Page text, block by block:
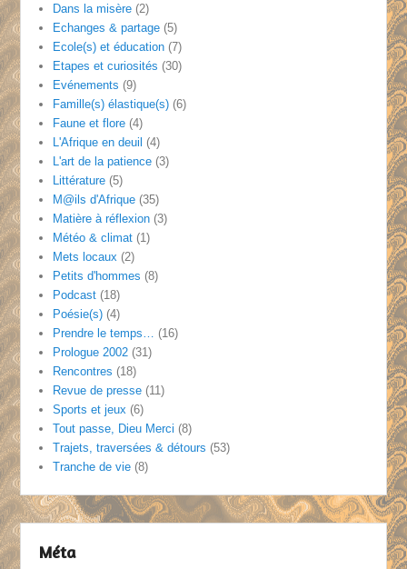
Dans la misère (2)
Echanges & partage (5)
Ecole(s) et éducation (7)
Etapes et curiosités (30)
Evénements (9)
Famille(s) élastique(s) (6)
Faune et flore (4)
L'Afrique en deuil (4)
L'art de la patience (3)
Littérature (5)
M@ils d'Afrique (35)
Matière à réflexion (3)
Météo & climat (1)
Mets locaux (2)
Petits d'hommes (8)
Podcast (18)
Poésie(s) (4)
Prendre le temps…
(16)
Prologue 2002 (31)
Rencontres (18)
Revue de presse (11)
Sports et jeux (6)
Tout passe, Dieu Merci (8)
Trajets, traversées & détours (53)
Tranche de vie (8)
Méta